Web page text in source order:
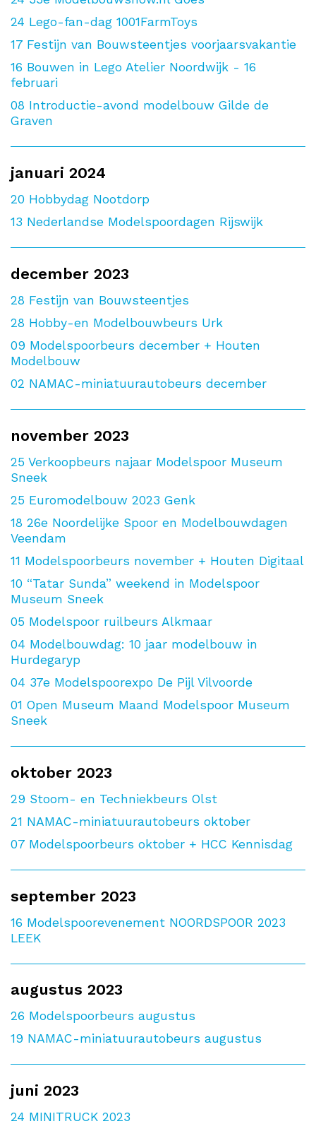
24 Lego-fan-dag 1001FarmToys
17 Festijn van Bouwsteentjes voorjaarsvakantie
16 Bouwen in Lego Atelier Noordwijk - 16
februari
08 Introductie-avond modelbouw Gilde de
Graven
januari 2024
20 Hobbydag Nootdorp
13 Nederlandse Modelspoordagen Rijswijk
december 2023
28 Festijn van Bouwsteentjes
28 Hobby-en Modelbouwbeurs Urk
09 Modelspoorbeurs december + Houten
Modelbouw
02 NAMAC-miniatuurautobeurs december
november 2023
25 Verkoopbeurs najaar Modelspoor Museum
Sneek
25 Euromodelbouw 2023 Genk
18 26e Noordelijke Spoor en Modelbouwdagen
Veendam
11 Modelspoorbeurs november + Houten Digitaal
10 “Tatar Sunda” weekend in Modelspoor
Museum Sneek
05 Modelspoor ruilbeurs Alkmaar
04 Modelbouwdag: 10 jaar modelbouw in
Hurdegaryp
04 37e Modelspoorexpo De Pijl Vilvoorde
01 Open Museum Maand Modelspoor Museum
Sneek
oktober 2023
29 Stoom- en Techniekbeurs Olst
21 NAMAC-miniatuurautobeurs oktober
07 Modelspoorbeurs oktober + HCC Kennisdag
september 2023
16 Modelspoorevenement NOORDSPOOR 2023
LEEK
augustus 2023
26 Modelspoorbeurs augustus
19 NAMAC-miniatuurautobeurs augustus
juni 2023
24 MINITRUCK 2023